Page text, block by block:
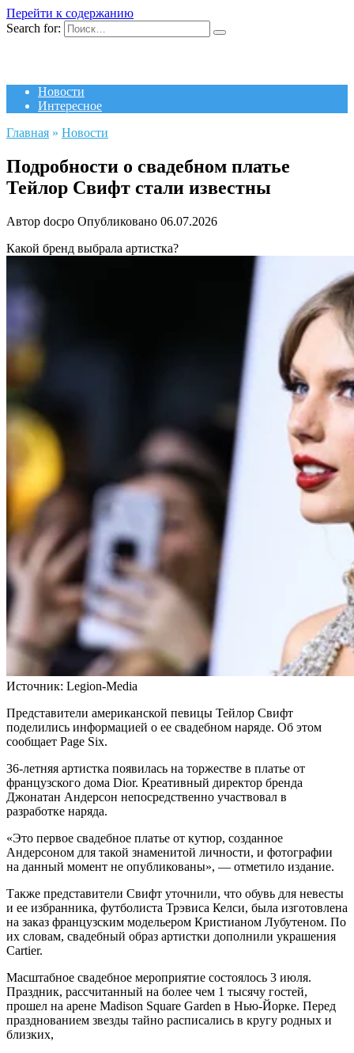
Перейти к содержанию
Search for:
Новости
Интересное
Главная » Новости
Подробности о свадебном платье
Тейлор Свифт стали известны
Автор docpo Опубликовано 06.07.2026
Какой бренд выбрала артистка?
Источник: Legion-Media
Представители американской певицы Тейлор Свифт
поделились информацией о ее свадебном наряде. Об этом
сообщает Page Six.
36-летняя артистка появилась на торжестве в платье от
французского дома Dior. Креативный директор бренда
Джонатан Андерсон непосредственно участвовал в
разработке наряда.
«Это первое свадебное платье от кутюр, созданное
Андерсоном для такой знаменитой личности, и фотографии
на данный момент не опубликованы», — отметило издание.
Также представители Свифт уточнили, что обувь для невесты
и ее избранника, футболиста Трэвиса Келси, была изготовлена
на заказ французским модельером Кристианом Лубутеном. По
их словам, свадебный образ артистки дополнили украшения
Cartier.
Масштабное свадебное мероприятие состоялось 3 июля.
Праздник, рассчитанный на более чем 1 тысячу гостей,
прошел на арене Madison Square Garden в Нью-Йорке. Перед
празднованием звезды тайно расписались в кругу родных и
близких,